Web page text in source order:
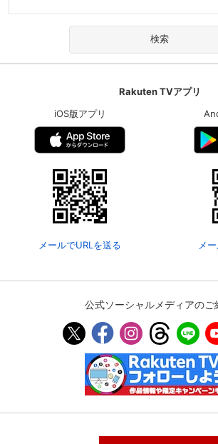
Rakuten TVアプリ
iOS版アプリ
メールでURLを送る メ
公式ソーシャルメディアのご